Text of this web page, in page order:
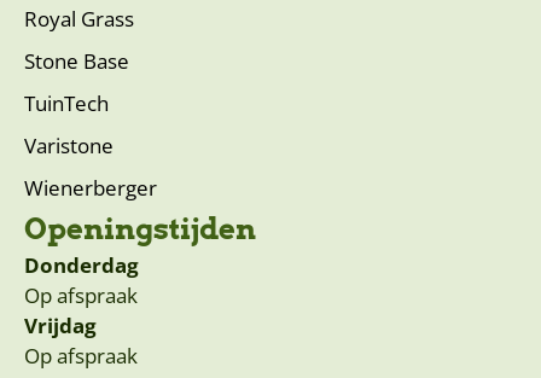
Royal Grass
Stone Base
TuinTech
Varistone
Wienerberger
Openingstijden
Donderdag
Op afspraak
Vrijdag
Op afspraak